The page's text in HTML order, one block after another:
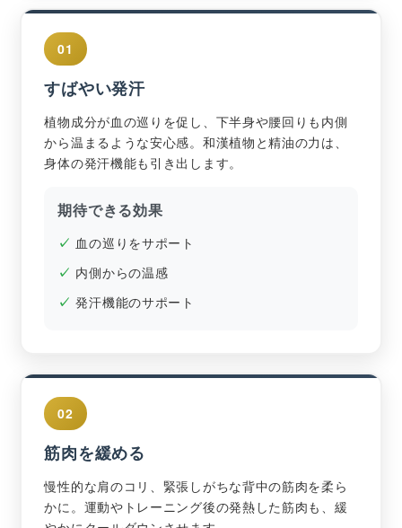
01
すばやい発汗
植物成分が血の巡りを促し、下半身や腰回りも内側
から温まるような安心感。和漢植物と精油の力は、
身体の発汗機能も引き出します。
期待できる効果
血の巡りをサポート
内側からの温感
発汗機能のサポート
02
筋肉を緩める
慢性的な肩のコリ、緊張しがちな背中の筋肉を柔ら
かに。運動やトレーニング後の発熱した筋肉も、緩